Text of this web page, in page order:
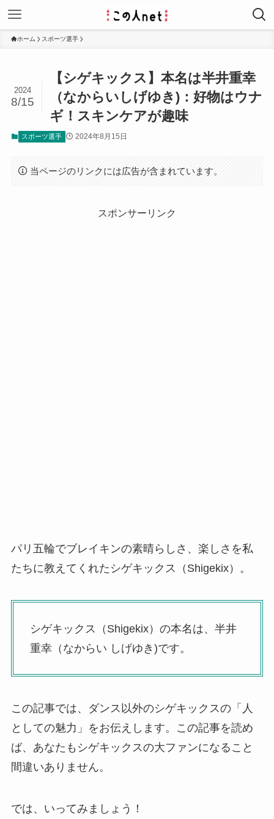
ホーム スポーツ選手
【シゲキックス】本名は半井重幸
（なからいしげゆき)：好物はウナ
ギ！スキンケアが趣味
2024
8/15
スポーツ選手 2024年8月15日
当ページのリンクには広告が含まれています。
スポンサーリンク
パリ五輪でブレイキンの素晴らしさ、楽しさを私
たちに教えてくれたシゲキックス（Shigekix）。
シゲキックス（Shigekix）の本名は、半井
重幸（なからい しげゆき)です。
この記事では、ダンス以外のシゲキックスの「人
としての魅力」をお伝えします。この記事を読め
ば、あなたもシゲキックスの大ファンになること
間違いありません。
では、いってみましょう！